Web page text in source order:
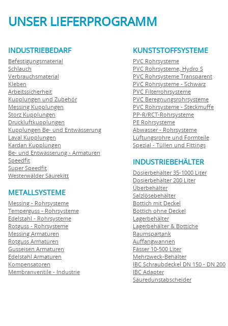
UNSER LIEFERPROGRAMM
INDUSTRIEBEDARF
Befestigungsmaterial
Schlauch
Verbrauchsmaterial
Kleben
Arbeitssicherheit
Kupplungen und Zubehör
Messing Kupplungen
Storz Kupplungen
Druckluftkupplungen
Kupplungen Be- und Entwässerung
Laval Kupplungen
Kardan Kupplungen
Be- und Entwässerung - Armaturen
Speedfit
Super Speedfit
Westerwälder Säurekitt
METALLSYSTEME
Messing - Rohrsysteme
Temperguss - Rohrsysteme
Edelstahl - Rohrsysteme
Rotguss - Rohrsysteme
Messing Armaturen
Rotguss Armaturen
Gusseisen Armaturen
Edelstahl Armaturen
Kompensatoren
Membranventile - Industrie
KUNSTSTOFFSYSTEME
PVC Rohrsysteme
PVC Rohrsysteme, Hydro S
PVC Rohrsysteme Transparent
PVC Rohrsysteme - Schwarz
PVC Filterrohrsysteme
PVC Beregnungsrohrsysteme
PVC Rohrsysteme - Steckmuffe
PP-R/RCT-Rohrsysteme
PE Rohrsysteme
Abwasser - Rohrsysteme
Lüftungsrohre und Formteile
Spezial - Tüllen und Fittings
INDUSTRIEBEHÄLTER
Dosierbehälter 35-1000 Liter
Dosierbehälter 200 Liter
Überbehälter
Salzlösebehälter
Bottich mit Deckel
Bottich ohne Deckel
Lagerbehälter
Lagerbehälter & Bottiche
Raumspartank
Auffangwannen
Fässer 10-500 Liter
Mehrzweck-Behälter
IBC Schraubdeckel DN 150 - DN 200
IBC Adapter
Säuredunstabscheider